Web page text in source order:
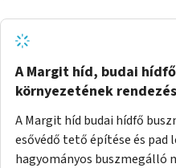
A Margit híd, budai
környezetének
A Margit híd budai hídfő
esővédő tető építése és pad
hagyományos buszmegálló